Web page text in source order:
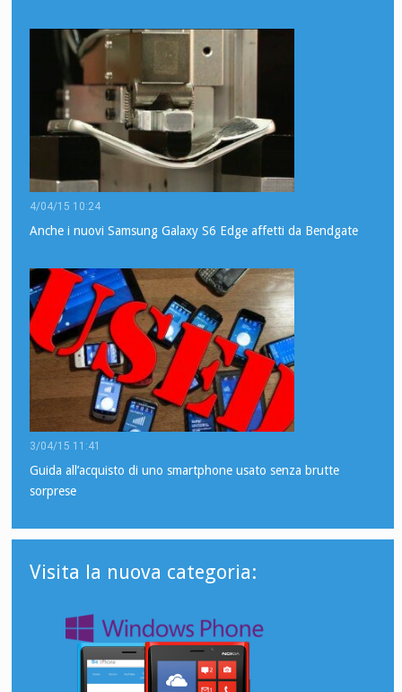
4/04/15 10:24
Anche i nuovi Samsung Galaxy S6 Edge affetti da Bendgate
3/04/15 11:41
Guida all’acquisto di uno smartphone usato senza brutte
sorprese
Visita la nuova categoria: